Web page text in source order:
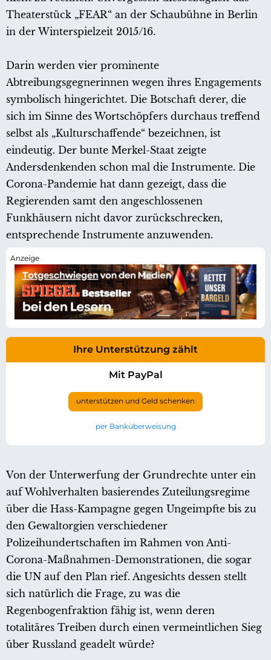
Theaterstück „FEAR“ an der Schaubühne in Berlin
in der Winterspielzeit 2015/16.
Darin werden vier prominente
Abtreibungsgegnerinnen wegen ihres Engagements
symbolisch hingerichtet. Die Botschaft derer, die
sich im Sinne des Wortschöpfers durchaus treffend
selbst als „Kulturschaffende“ bezeichnen, ist
eindeutig. Der bunte Merkel-Staat zeigte
Andersdenkenden schon mal die Instrumente. Die
Corona-Pandemie hat dann gezeigt, dass die
Regierenden samt den angeschlossenen
Funkhäusern nicht davor zurückschrecken,
entsprechende Instrumente anzuwenden.
Ihre Unterstützung zählt
Mit PayPal
unterstützen und Geld schenken
per Banküberweisung
Von der Unterwerfung der Grundrechte unter ein
auf Wohlverhalten basierendes Zuteilungsregime
über die Hass-Kampagne gegen Ungeimpfte bis zu
den Gewaltorgien verschiedener
Polizeihundertschaften im Rahmen von Anti-
Corona-Maßnahmen-Demonstrationen, die sogar
die UN auf den Plan rief. Angesichts dessen stellt
sich natürlich die Frage, zu was die
Regenbogenfraktion fähig ist, wenn deren
totalitäres Treiben durch einen vermeintlichen Sieg
über Russland geadelt würde?